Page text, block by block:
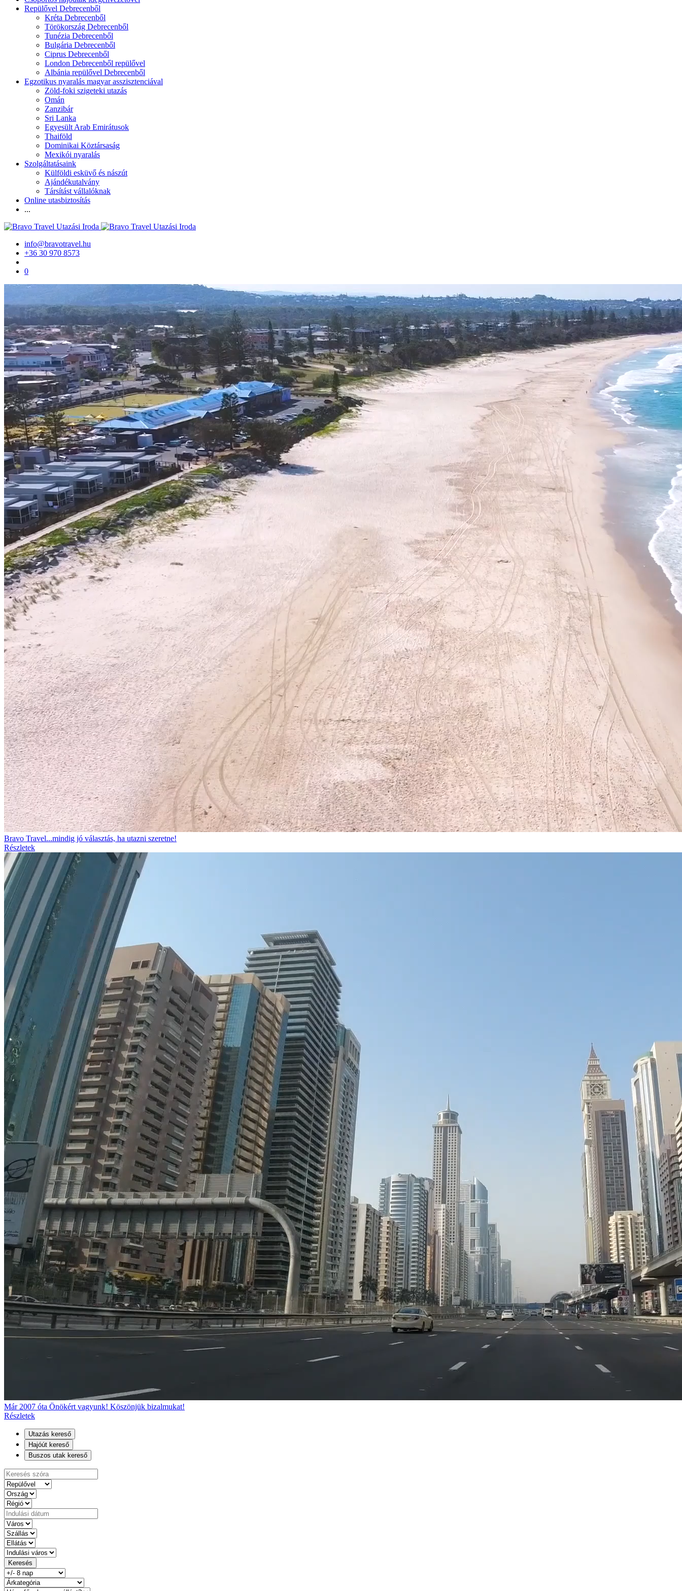
Repülővel Debrecenből
Kréta Debrecenből
Törökország Debrecenből
Tunézia Debrecenből
Bulgária Debrecenből
Ciprus Debrecenből
London Debrecenből repülővel
Albánia repülővel Debrecenből
Egzotikus nyaralás magyar asszisztenciával
Zöld-foki szigeteki utazás
Omán
Zanzibár
Sri Lanka
Egyesült Arab Emirátusok
Thaiföld
Dominikai Köztársaság
Mexikói nyaralás
Szolgáltatásaink
Külföldi esküvő és nászút
Ajándékutalvány
Társítást vállalóknak
Online utasbiztosítás
...
info@bravotravel.hu
+36 30 970 8573
0
Bravo Travel...mindig jó választás, ha utazni szeretne!
Részletek
Már 2007 óta Önökért vagyunk! Köszönjük bizalmukat!
Részletek
Utazás kereső
Hajóút kereső
Buszos utak kereső
Keresés